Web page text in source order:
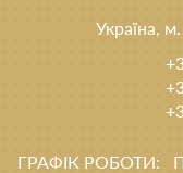
Україна,
ГРАФІК РОБОТИ: